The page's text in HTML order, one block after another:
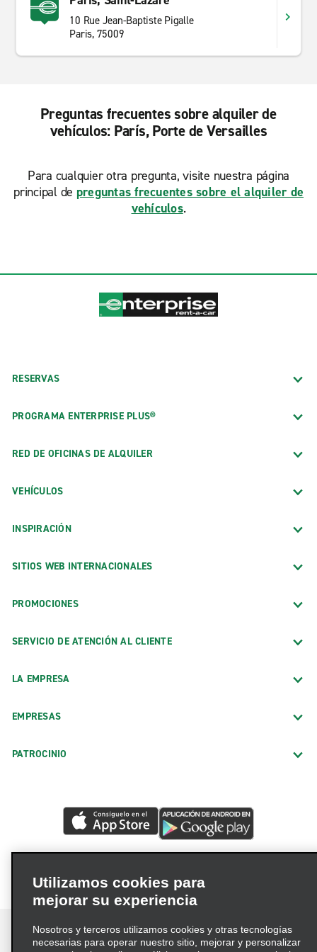
10 Rue Jean-Baptiste Pigalle
Paris, 75009
Preguntas frecuentes sobre alquiler de
vehículos: París, Porte de Versailles
Para cualquier otra pregunta, visite nuestra página
principal de preguntas frecuentes sobre el alquiler de
vehículos.
RESERVAS
PROGRAMA ENTERPRISE PLUS®
RED DE OFICINAS DE ALQUILER
VEHÍCULOS
INSPIRACIÓN
SITIOS WEB INTERNACIONALES
PROMOCIONES
SERVICIO DE ATENCIÓN AL CLIENTE
LA EMPRESA
EMPRESAS
PATROCINIO
Utilizamos cookies para
mejorar su experiencia
Nosotros y terceros utilizamos cookies y otras tecnologías
necesarias para operar nuestro sitio, mejorar y personalizar